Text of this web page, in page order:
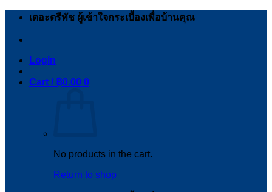
Skip
เดอะตรีทัช ผู้เข้าใจกระเบื้องเพื่อบ้านคุณ
Login
Cart / ฿0.00 0
No products in the cart.
Return to shop